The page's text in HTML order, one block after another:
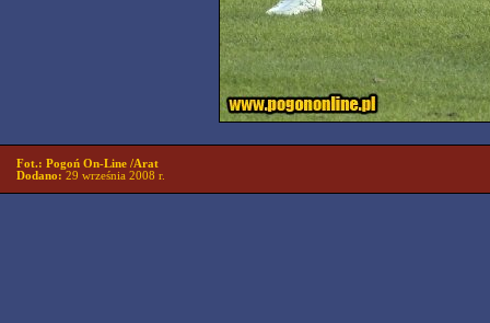
Fot.: Pogoń On-Line /Arat
Dodano: 29 września 2008 r.